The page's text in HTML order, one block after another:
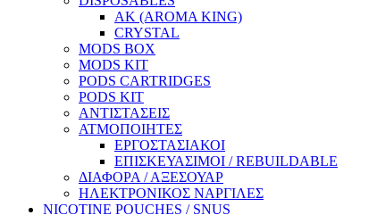
AK (AROMA KING)
CRYSTAL
MODS BOX
MODS KIT
PODS CARTRIDGES
PODS KIT
ΑΝΤΙΣΤΑΣΕΙΣ
ΑΤΜΟΠΟΙΗΤΕΣ
ΕΡΓΟΣΤΑΣΙΑΚΟΙ
ΕΠΙΣΚΕΥΑΣΙΜΟΙ / REBUILDABLE
ΔΙΑΦΟΡΑ / ΑΞΕΣΟΥΑΡ
ΗΛΕΚΤΡΟΝΙΚΟΣ ΝΑΡΓΙΛΕΣ
NICOTINE POUCHES / SNUS